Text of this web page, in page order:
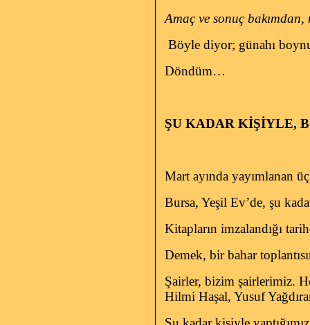
Amaç ve sonuç bakımdan,
Böyle diyor; günahı
Döndüm…
ŞU KADAR KİŞİYLE,
Mart ayında yayımlanan
Bursa, Yeşil Ev’de, şu
Kitapların imzalandığı
Demek, bir bahar
Şairler, bizim şairlerimiz.
Hilmi Haşal, Yusuf